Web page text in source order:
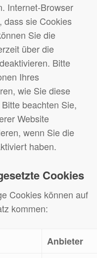
Internet-Browser
dass sie Cookies
Sie die
über die
Bitte
Ihres
wie Sie diese
beachten Sie,
Website
wenn Sie die
haben.
Cookies
Cookies können auf
kommen:
Anbieter